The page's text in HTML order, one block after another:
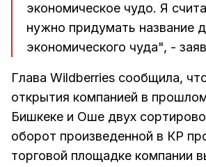
экономическое чудо. Я
нужно придумать название
экономического чуда", -
Глава Wildberries сообщила,
открытия компанией в
Бишкеке и Оше двух
оборот произведенной в КР
торговой площадке компании